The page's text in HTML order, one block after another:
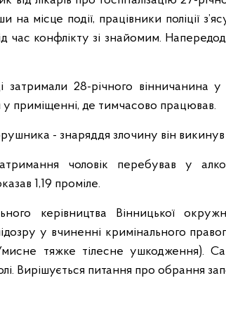
на місце події, працівники поліції
час конфлікту зі знайомим.
затримали 28-річного вінничанина
у приміщенні, де тимчасово працював.
- знаряддя злочину він викинув
чоловік перебував у
1,19 проміле.
керівництва Вінницької
у вчиненні кримінального
тяжке тілесне ушкодження).
Вирішується питання про обрання